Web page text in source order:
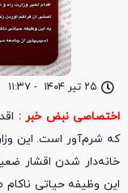
۲۵ تیر ۱۴۰۴ - ۱۱:۳۷
اختصاصی نبض خبر :
که شرم‌آور است. این
خانه‌دار شدن اقشار
این وظیفه حیاتی ناکام